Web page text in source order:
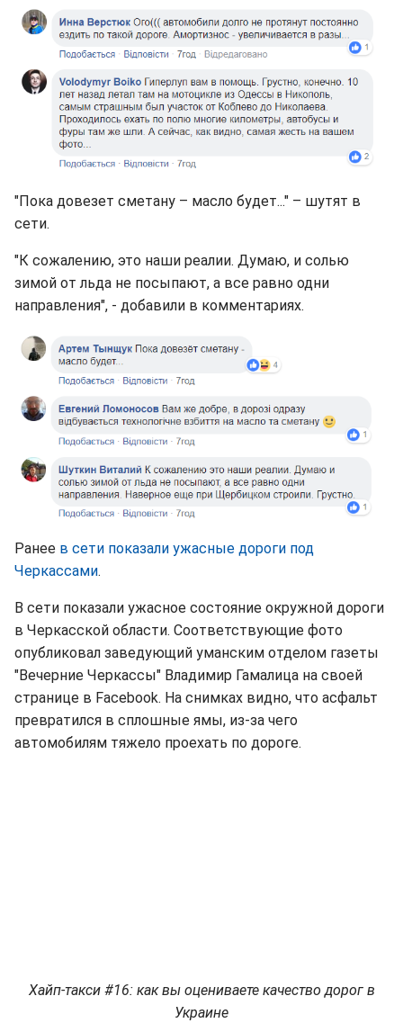
"Пока довезет сметану – масло будет..." – шутят в
сети.
"К сожалению, это наши реалии. Думаю, и солью
зимой от льда не посыпают, а все равно одни
направления", - добавили в комментариях.
Ранее в сети показали ужасные дороги под
Черкассами.
В сети показали ужасное состояние окружной дороги
в Черкасской области. Соответствующие фото
опубликовал заведующий уманским отделом газеты
"Вечерние Черкассы" Владимир Гамалица на своей
странице в Facebook. На снимках видно, что асфальт
превратился в сплошные ямы, из-за чего
автомобилям тяжело проехать по дороге.
Хайп-такси #16: как вы оцениваете качество дорог в
Украине